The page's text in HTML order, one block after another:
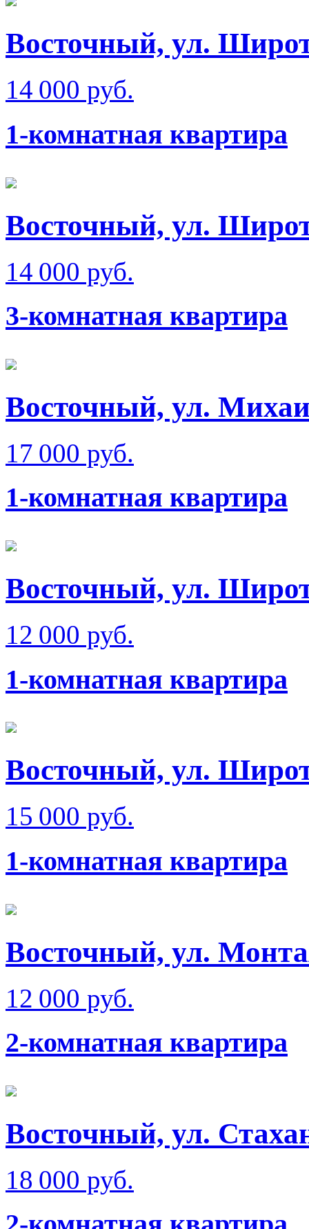
Восточный, ул.
14 000 руб.
1-комнатная квартира
Восточный, ул.
14 000 руб.
3-комнатная квартира
Восточный, ул.
17 000 руб.
1-комнатная квартира
Восточный, ул.
12 000 руб.
1-комнатная квартира
Восточный, ул.
15 000 руб.
1-комнатная квартира
Восточный, ул.
12 000 руб.
2-комнатная квартира
Восточный, ул.
18 000 руб.